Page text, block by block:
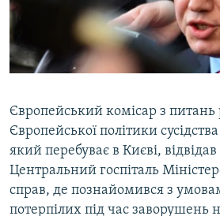
ДЕПОРТАЦІЯ
ВІДЕОУРОКИ «ELIFBE»
СВІДЧЕННЯ ОКУПАЦІЇ
ІНФОГРАФІКА
ЯК ОБІЙТИ БЛОКУВАННЯ
Русский
Qırımtatar
ДОЛУЧАЙСЯ!
Усі сайти RFE/RL
Європейський комісар з
Європейської політики
який перебуває в Києві, відвідав
Центральний госпіталь
справ, де познайомився з
потерпілих під час заворушень